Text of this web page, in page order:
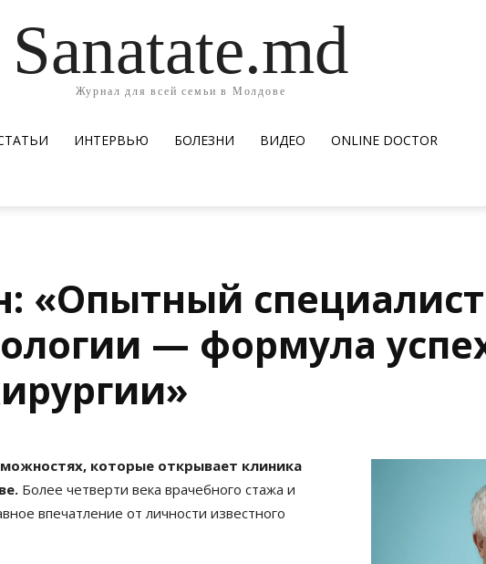
Sanatate.md
Журнал для всей семьи в Молдове
ИНТЕРВЬЮ БОЛЕЗНИ ВИДЕО ОNLINE DOCTOR
«Опытный
— формула
которые открывает клиника
Более четверти века врачебного стажа и
впечатление от личности известного